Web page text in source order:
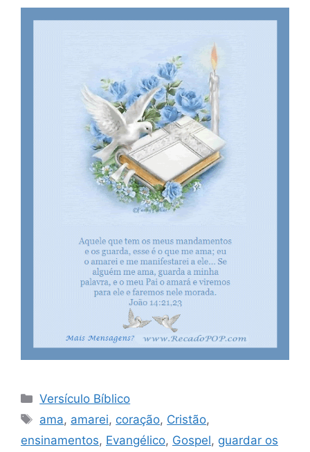
Categorias
Versículo Bíblico
Tags
ama, amarei, coração, Cristão,
ensinamentos, Evangélico, Gospel, guardar os